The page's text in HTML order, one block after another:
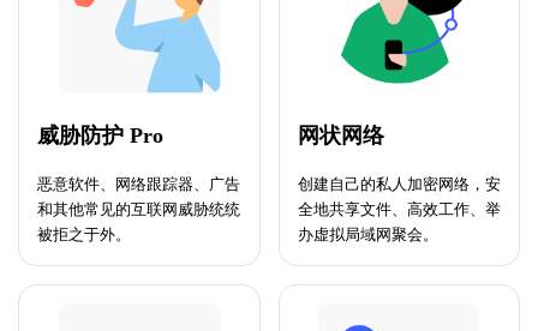
威胁防护 Pro
恶意软件、网络跟踪器、广告
和其他常见的互联网威胁统统
被拒之于外。
网状网络
创建自己的私人加密网络，安
全地共享文件、高效工作、举
办虚拟局域网聚会。